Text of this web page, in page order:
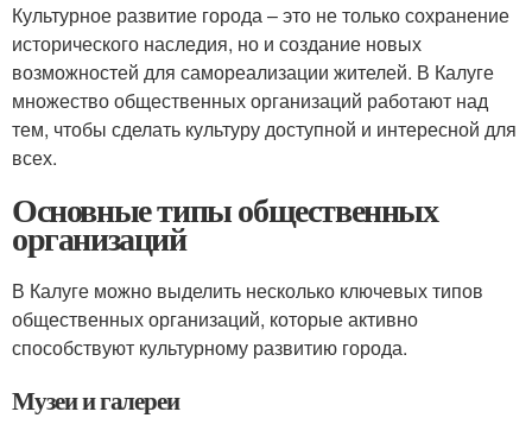
Культурное развитие города – это не только сохранение
исторического наследия, но и создание новых
возможностей для самореализации жителей. В Калуге
множество общественных организаций работают над
тем, чтобы сделать культуру доступной и интересной для
всех.
Основные типы общественных
организаций
В Калуге можно выделить несколько ключевых типов
общественных организаций, которые активно
способствуют культурному развитию города.
Музеи и галереи